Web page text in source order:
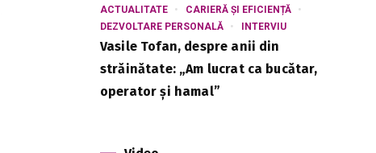
ACTUALITATE
CARIERĂ ȘI EFICIENȚĂ
DEZVOLTARE PERSONALĂ
INTERVIU
Vasile Tofan, despre anii din
străinătate: „Am lucrat ca bucătar,
operator și hamal”